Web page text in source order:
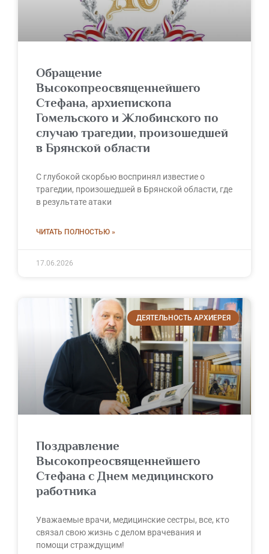
Обращение
Высокопреосвященнейшего
Стефана, архиепископа
Гомельского и Жлобинского по
случаю трагедии, произошедшей
в Брянской области
С глубокой скорбью воспринял известие о
трагедии, произошедшей в Брянской области, где
в результате атаки
ЧИТАТЬ ПОЛНОСТЬЮ »
17.06.2026
ДЕЯТЕЛЬНОСТЬ АРХИЕРЕЯ
Поздравление
Высокопреосвященнейшего
Стефана с Днем медицинского
работника
Уважаемые врачи, медицинские сестры, все, кто
связал свою жизнь с делом врачевания и
помощи страждущим!